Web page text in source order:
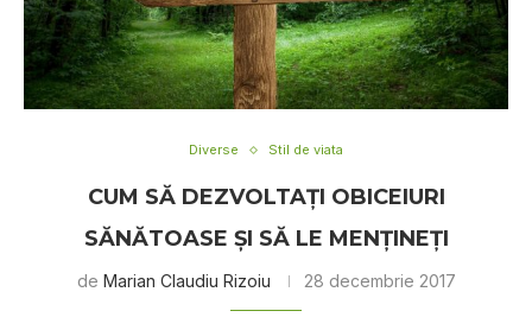
Diverse Stil de viata
CUM SĂ DEZVOLTAȚI OBICEIURI
SĂNĂTOASE ȘI SĂ LE MENȚINEŢI
de Marian Claudiu Rizoiu 28 decembrie 2017